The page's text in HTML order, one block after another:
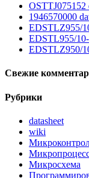
OSTTJ075152
1946570000
EDSTLZ955/
EDSTL955/
EDSTLZ950/
Свежие
Рубрики
datasheet
wiki
Микросхема